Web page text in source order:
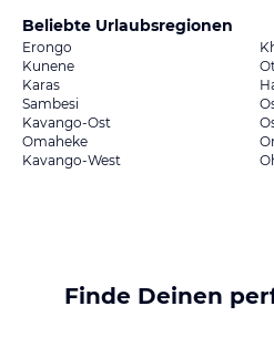
Beliebte Urlaubsregionen
Erongo
Kunene
Karas
Sambesi
Kavango-Ost
Omaheke
Kavango-West
Finde Deinen